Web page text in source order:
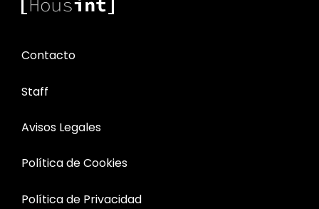
Contacto
Staff
Avisos Legales
Política de Cookies
Política de Privacidad